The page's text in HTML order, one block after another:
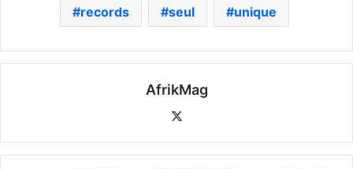
records seul unique
AfrikMag